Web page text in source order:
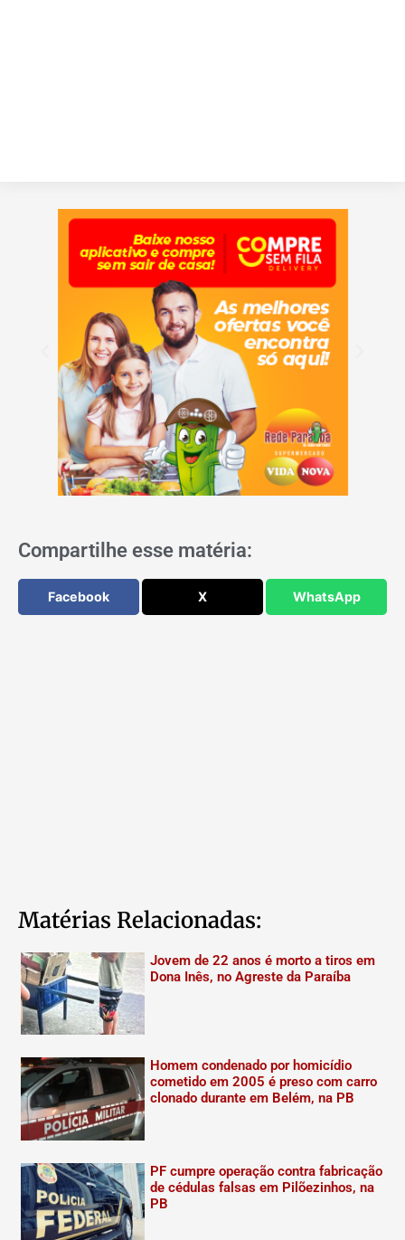
Compartilhe esse matéria:
Facebook X WhatsApp
Matérias Relacionadas:
Jovem de 22 anos é morto a tiros em
Dona Inês, no Agreste da Paraíba
Homem condenado por homicídio
cometido em 2005 é preso com carro
clonado durante em Belém, na PB
PF cumpre operação contra fabricação
de cédulas falsas em Pilõezinhos, na
PB